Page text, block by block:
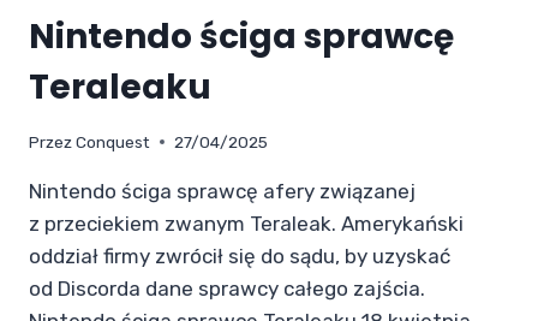
Nintendo ściga sprawcę
Teraleaku
Przez Conquest 27/04/2025
Nintendo ściga sprawcę afery związanej
z przeciekiem zwanym Teraleak. Amerykański
oddział firmy zwrócił się do sądu, by uzyskać
od Discorda dane sprawcy całego zajścia.